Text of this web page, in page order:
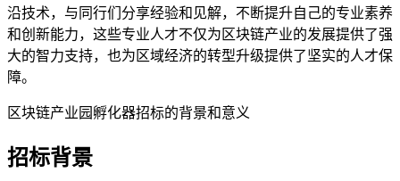
沿技术，与同行们分享经验和见解，不断提升自己的专业素养
和创新能力，这些专业人才不仅为区块链产业的发展提供了强
大的智力支持，也为区域经济的转型升级提供了坚实的人才保
障。
区块链产业园孵化器招标的背景和意义
招标背景